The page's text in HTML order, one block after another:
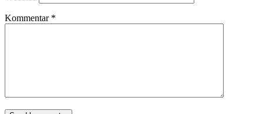
Kommentar *